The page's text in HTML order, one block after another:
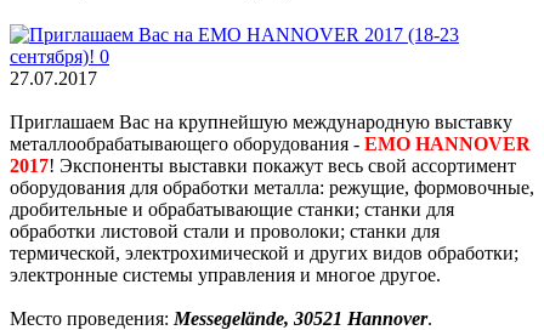
27.07.2017
Приглашаем Вас на крупнейшую международную выставку
металлообрабатывающего оборудования - EMO HANNOVER
2017! Экспоненты выставки покажут весь свой ассортимент
оборудования для обработки металла: режущие, формовочные,
дробительные и обрабатывающие станки; станки для
обработки листовой стали и проволоки; станки для
термической, электрохимической и других видов обработки;
электронные системы управления и многое другое.
Место проведения: Messegelände, 30521 Hannover.